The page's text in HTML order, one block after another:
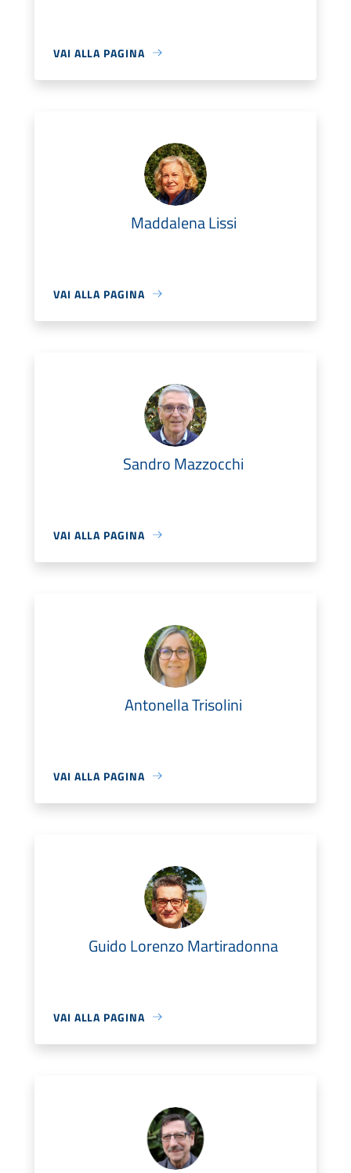
VAI ALLA PAGINA
Maddalena Lissi
VAI ALLA PAGINA
Sandro Mazzocchi
VAI ALLA PAGINA
Antonella Trisolini
VAI ALLA PAGINA
Guido Lorenzo Martiradonna
VAI ALLA PAGINA